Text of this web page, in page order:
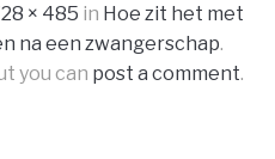
× 485 in Hoe zit het met
na een zwangerschap.
you can post a comment.